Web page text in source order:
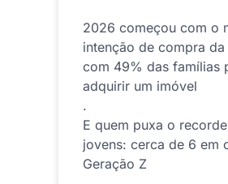
2026 começou com o
intenção de compra
com 49% das famílias
adquirir um imóvel
.
E quem puxa o
jovens: cerca de 6 em
Geração Z